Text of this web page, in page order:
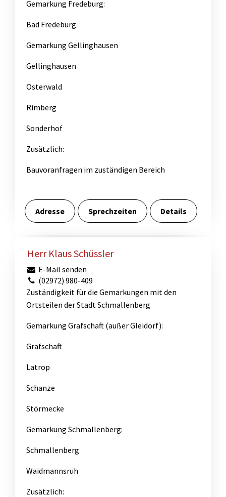
Gemarkung Fredeburg:
Bad Fredeburg
Gemarkung Gellinghausen
Gellinghausen
Osterwald
Rimberg
Sonderhof
Zusätzlich:
Bauvoranfragen im zuständigen Bereich
Adresse Sprechzeiten Details
Herr Klaus Schüssler
E-Mail senden
(02972) 980-409
Zuständigkeit für die Gemarkungen mit den
Ortsteilen der Stadt Schmallenberg
Gemarkung Grafschaft (außer Gleidorf):
Grafschaft
Latrop
Schanze
Störmecke
Gemarkung Schmallenberg:
Schmallenberg
Waidmannsruh
Zusätzlich: